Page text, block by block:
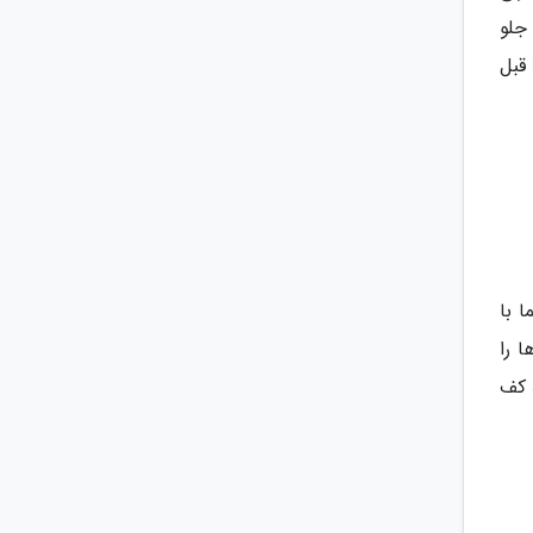
تا اینجا یک حرکت محسوب می گردد. 15بار را قبل
با
را
کف